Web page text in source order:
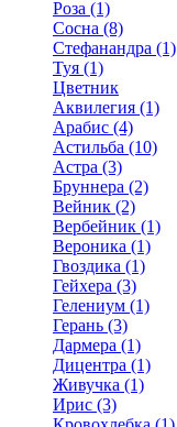
Роза (1)
Сосна (8)
Стефанандра (1)
Туя (1)
Цветник
Аквилегия (1)
Арабис (4)
Астильба (10)
Астра (3)
Бруннера (2)
Вейник (2)
Вербейник (1)
Вероника (1)
Гвоздика (1)
Гейхера (3)
Гелениум (1)
Герань (3)
Дармера (1)
Дицентра (1)
Живучка (1)
Ирис (3)